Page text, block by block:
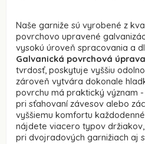
Naše garniže sú vyrobené z
povrchovo upravené
vysokú úroveň spracovania a
Galvanická povrchová úprava
tvrdosť, poskytuje vyššiu
zároveň vytvára dokonale
povrchu má praktický význam
pri sťahovaní závesov alebo
vyššiemu komfortu
nájdete viacero typov držiakov,
pri dvojradových garnižiach aj